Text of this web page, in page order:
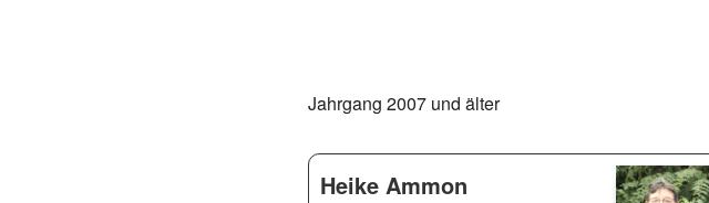
Jahrgang 2007 und älter
Heike Ammon